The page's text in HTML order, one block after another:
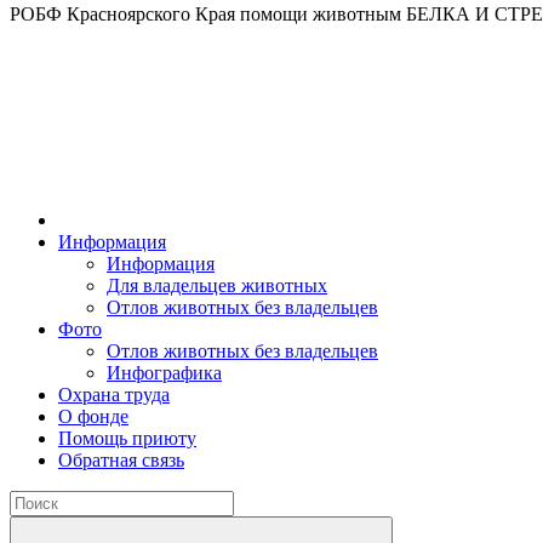
РОБФ Красноярского Края помощи животным БЕЛКА И
Информация
Информация
Для владельцев животных
Отлов животных без владельцев
Фото
Отлов животных без владельцев
Инфографика
Охрана труда
О фонде
Помощь приюту
Обратная связь